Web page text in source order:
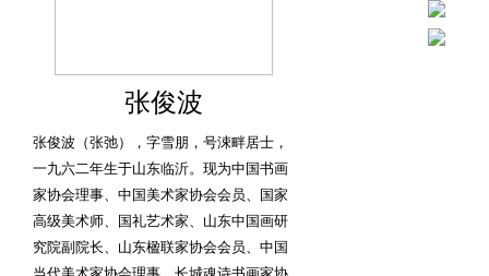
张俊波
张俊波（张弛），字雪朋，号涑畔居士，
一九六二年生于山东临沂。现为中国书画
家协会理事、中国美术家协会会员、国家
高级美术师、国礼艺术家、山东中国画研
究院副院长、山东楹联家协会会员、中国